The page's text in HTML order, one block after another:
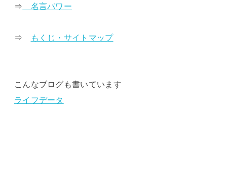
⇒ 名言パワー
⇒ もくじ・サイトマップ
こんなブログも書いています
ライフデータ